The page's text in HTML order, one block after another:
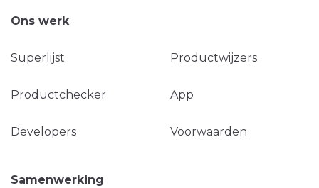
Ons werk
Superlijst Productwijzers
Productchecker App
Developers Voorwaarden
Samenwerking